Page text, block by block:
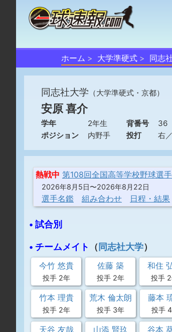
ホーム 大学準硬式 同志
同志社大学 （大学準硬式・京都）
安原 喜介
学年 2年生 背番号
36
ポジション
内野手 投打 右
熱戦中 第108回全国高等学校野球選
2026年8月5日〜2026年8月22日
選手名鑑 組み合わせ 日程・結果
• 試合別
• チームメイト （ 同志社大学）
今竹 悠貴
投手 2年
佐藤 築
投手 2年
和住
投手
竹本 理貴
投手 2年
荒木 倫太朗
投手 3年
藤本
投手
天谷 友哉 山添 賢玖 谷本